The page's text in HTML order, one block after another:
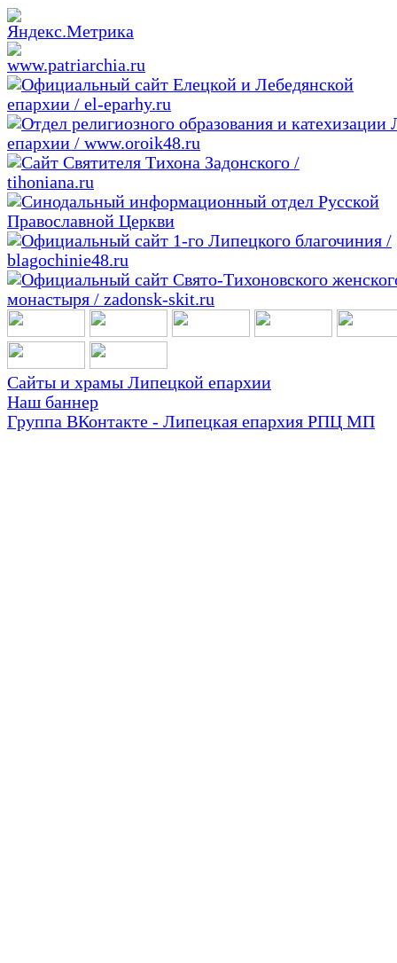
Сайты и храмы Липецкой епархии
Наш баннер
Группа ВКонтакте - Липецкая епархия РПЦ МП